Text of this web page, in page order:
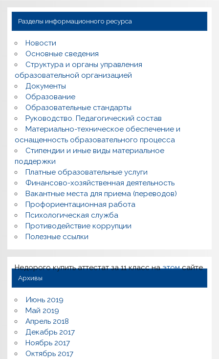
Разделы информационного ресурса
Новости
Основные сведения
Структура и органы управления
образовательной организацией
Документы
Образование
Образовательные стандарты
Руководство. Педагогический состав
Материально-техническое обеспечение и
оснащенность образовательного процесса
Стипендии и иные виды материальное
поддержки
Платные образовательные услуги
Финансово-хозяйственная деятельность
Вакантные места для приема (переводов)
Профориентационная работа
Психологическая служба
Противодействие коррупции
Полезные ссылки
Недорого купить аттестат за 11 класс наэтомсайте
Архивы
Июнь 2019
Май 2019
Апрель 2018
Декабрь 2017
Ноябрь 2017
Октябрь 2017